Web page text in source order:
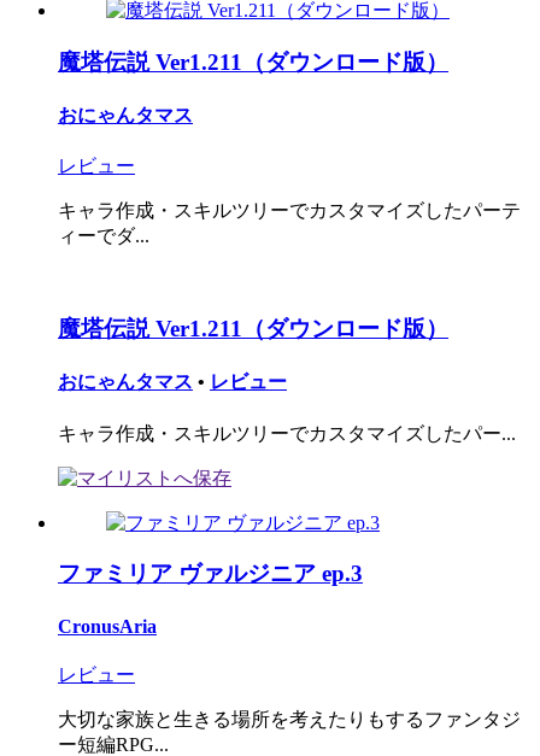
魔塔伝説 Ver1.211（ダウンロード版）
おにゃんタマス
レビュー
キャラ作成・スキルツリーでカスタマイズしたパーテ
ィーでダ...
魔塔伝説 Ver1.211（ダウンロード版）
おにゃんタマス • レビュー
キャラ作成・スキルツリーでカスタマイズしたパー...
ファミリア ヴァルジニア ep.3
CronusAria
レビュー
大切な家族と生きる場所を考えたりもするファンタジ
ー短編RPG...